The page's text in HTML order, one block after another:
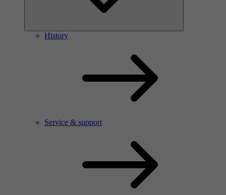
History
Service & support